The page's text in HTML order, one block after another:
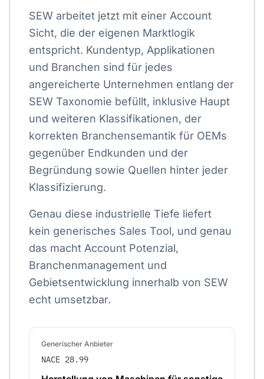
SEW arbeitet jetzt mit einer Account
Sicht, die der eigenen Marktlogik
entspricht. Kundentyp, Applikationen
und Branchen sind für jedes
angereicherte Unternehmen entlang der
SEW Taxonomie befüllt, inklusive Haupt
und weiteren Klassifikationen, der
korrekten Branchensemantik für OEMs
gegenüber Endkunden und der
Begründung sowie Quellen hinter jeder
Klassifizierung.
Genau diese industrielle Tiefe liefert
kein generisches Sales Tool, und genau
das macht Account Potenzial,
Branchenmanagement und
Gebietsentwicklung innerhalb von SEW
echt umsetzbar.
Generischer Anbieter
NACE 28.99